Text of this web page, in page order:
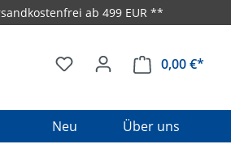
ab 499 EUR **
0,00 €*
Neu Über uns